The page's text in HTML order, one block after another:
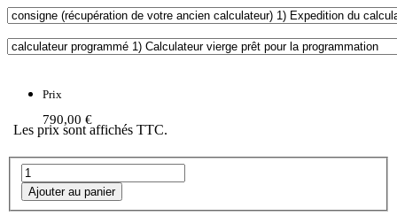
Prix
790,00 €
Les prix sont affichés TTC.